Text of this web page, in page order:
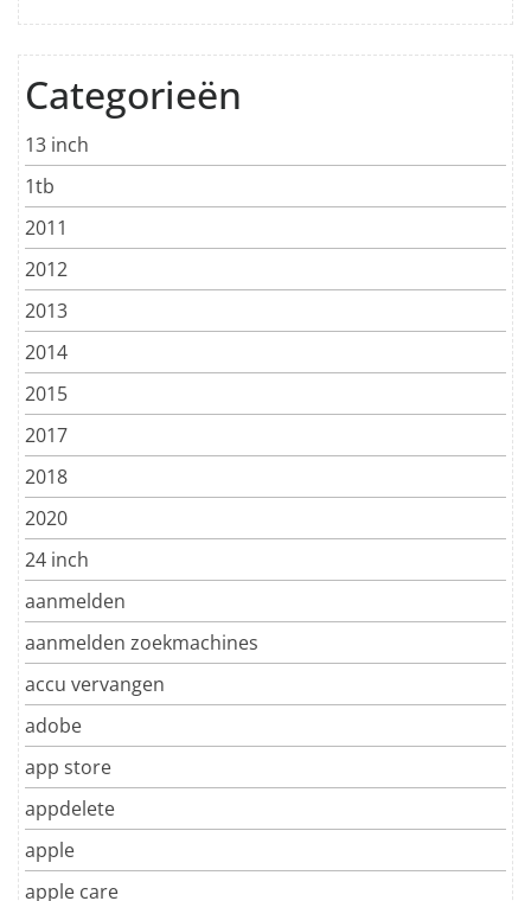
Categorieën
13 inch
1tb
2011
2012
2013
2014
2015
2017
2018
2020
24 inch
aanmelden
aanmelden zoekmachines
accu vervangen
adobe
app store
appdelete
apple
apple care